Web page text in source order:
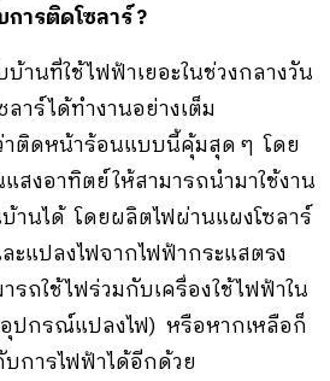
ารติดโซลาร์ ?
านที่ใช้ไฟฟ้าเยอะในช่วงกลางวัน
ลาร์ได้ทำงานอย่างเต็ม
าติดหน้าร้อนแบบนี้คุ้มสุด ๆ โดย
สงอาทิตย์ให้สามารถนำมาใช้งาน
านได้ โดยผลิตไฟผ่านแผงโซลาร์
แปลงไฟจากไฟฟ้ากระแสตรง
รถใช้ไฟร่วมกับเครื่องใช้ไฟฟ้าใน
ปกรณ์แปลงไฟ) หรือหากเหลือก็
การไฟฟ้าได้อีกด้วย